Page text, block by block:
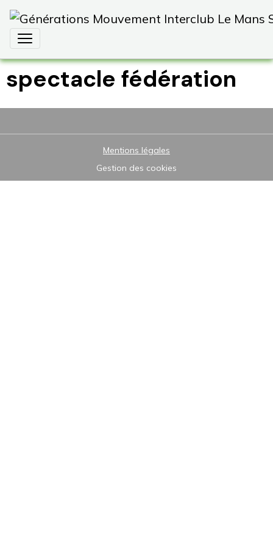
spectacle fédération
Mentions légales
Gestion des cookies